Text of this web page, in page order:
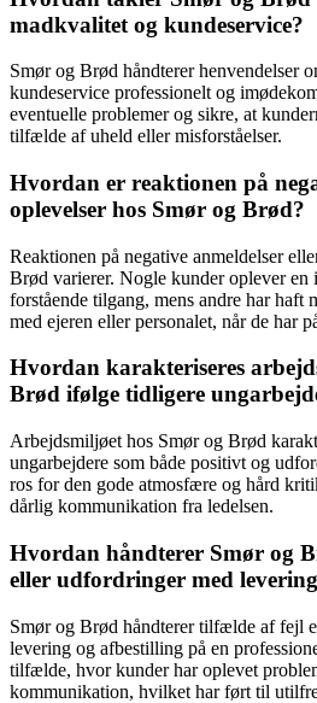
madkvalitet og kundeservice?
Smør og Brød håndterer henvendelser
kundeservice professionelt og
eventuelle problemer og sikre, at
tilfælde af uheld eller misforståelser.
Hvordan er reaktionen på
oplevelser hos Smør og Brød?
Reaktionen på negative anmeldelser
Brød varierer. Nogle kunder oplever en
forstående tilgang, mens andre har haft
med ejeren eller personalet, når de har
Hvordan karakteriseres
Brød ifølge tidligere
Arbejdsmiljøet hos Smør og Brød
ungarbejdere som både positivt og
ros for den gode atmosfære og hård
dårlig kommunikation fra ledelsen.
Hvordan håndterer Smør og
eller udfordringer med
Smør og Brød håndterer tilfælde af fejl
levering og afbestilling på en
tilfælde, hvor kunder har oplevet
kommunikation, hvilket har ført til